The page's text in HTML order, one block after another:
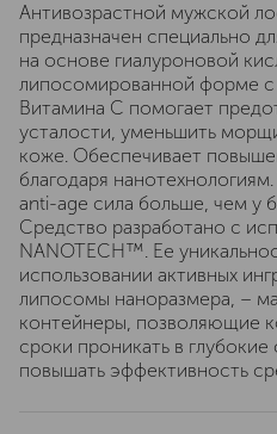
Антивозрастной мужской
предназначен специально
на основе гиалуроновой
липосомированной форме с
Витамина С помогает
усталости, уменьшить
коже. Обеспечивает
благодаря нанотехнологиям.
anti-age сила больше, чем у
Средство разработано с
NANOTECH™. Ее
использовании активных
липосомы наноразмера, –
контейнеры, позволяющие
сроки проникать в
повышать эффективность